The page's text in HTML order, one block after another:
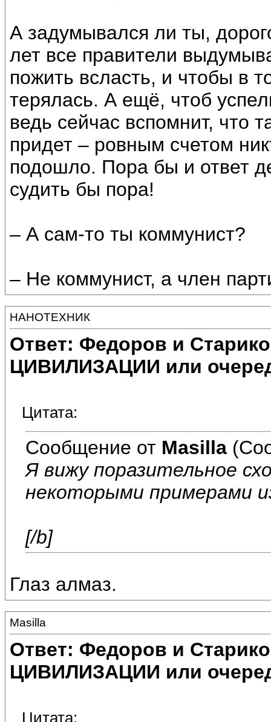
А задумывался ли ты,
лет все правители
пожить всласть, и чтобы в
терялась. А ещё, чтоб
ведь сейчас вспомнит, что
придет – ровным счетом
подошло. Пора бы и ответ
судить бы пора!
– А сам-то ты коммунист?
– Не коммунист, а член
НАНОТЕХНИК
Ответ: Федоров и
ЦИВИЛИЗАЦИИ или
Цитата:
Сообщение от Masilla
Я вижу поразительное
некоторыми примерами
[/b]
Глаз алмаз.
Masilla
Ответ: Федоров и
ЦИВИЛИЗАЦИИ или
Цитата: